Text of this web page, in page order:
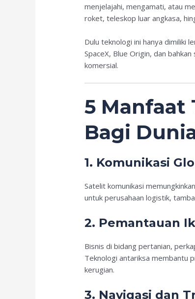
menjelajahi, mengamati, atau
roket, teleskop luar angkasa,
Dulu teknologi ini hanya dimiliki
SpaceX, Blue Origin, dan
komersial.
5 Manfaat
Bagi
1. Komunikasi
Satelit komunikasi
untuk perusahaan logistik,
2. Pemantauan
Bisnis di bidang pertanian,
Teknologi antariksa membantu
kerugian.
3. Navigasi dan